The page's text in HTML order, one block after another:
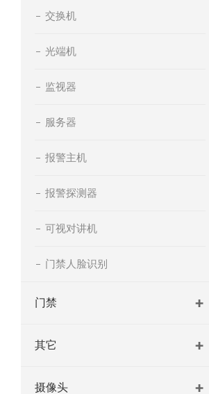
交换机
光端机
监视器
服务器
报警主机
报警探测器
可视对讲机
门禁人脸识别
门禁
其它
摄像头